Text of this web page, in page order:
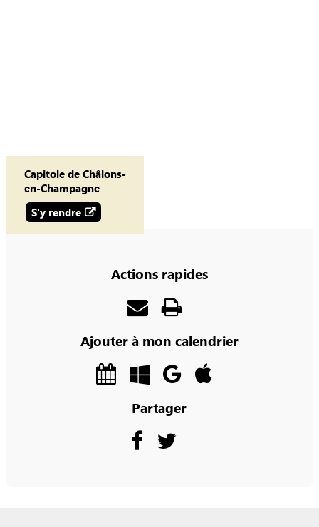
Capitole de Châlons-
en-Champagne
S'y rendre
Actions rapides
Ajouter à mon calendrier
Partager